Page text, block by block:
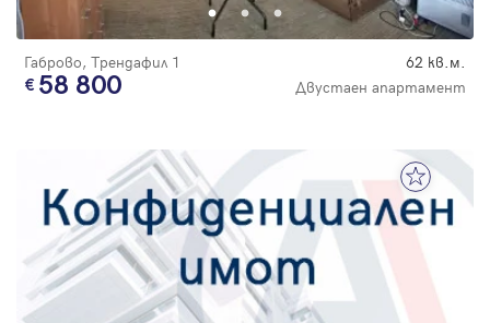
Габрово, Трендафил 1 62 кв.м.
58 800 Двустаен апартамент